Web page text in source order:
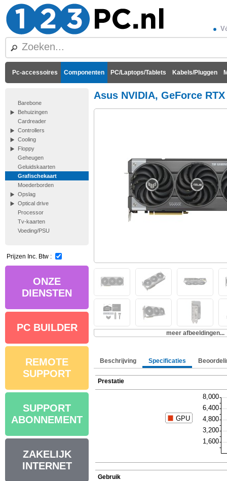
Pc-accessoires Componenten PC/Laptops/Tablets Kabels/Pluggen
Barebone
Behuizingen
Cardreader
Controllers
Cooling
Floppy
Geheugen
Geluidskaarten
Grafischekaart
Moederborden
Opslag
Optical drive
Processor
Tv-kaarten
Voeding/PSU
Prijzen Inc. Btw :
ONZE
DIENSTEN
PC BUILDER
REMOTE
SUPPORT
SUPPORT
ABONNEMENT
ZAKELIJK
INTERNET
Asus NVIDIA, GeForce
meer afbeeldingen...
Beschrijving Specificaties
Prestatie
Gebruik